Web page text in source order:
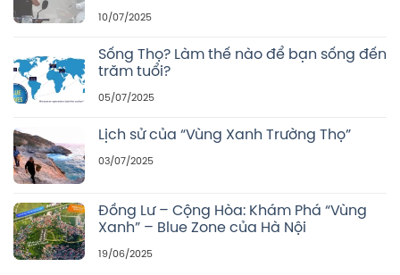
10/07/2025
Sống Thọ? Làm thế nào để bạn sống đến
trăm tuổi?
05/07/2025
Lịch sử của “Vùng Xanh Trường Thọ”
03/07/2025
Đồng Lư – Cộng Hòa: Khám Phá “Vùng
Xanh” – Blue Zone của Hà Nội
19/06/2025